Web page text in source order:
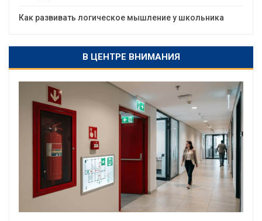
Как развивать логическое мышление у школьника
В ЦЕНТРЕ ВНИМАНИЯ